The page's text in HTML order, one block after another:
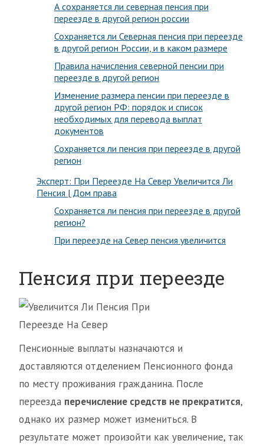
А сохраняется ли северная пенсия при
переезде в другой регион россии
Сохраняется ли Северная пенсия при переезде
в другой регион России, и в каком размере
Правила начисления северной пенсии при
переезде в другой регион
Изменение размера пенсии при переезде в
другой регион РФ: порядок и список
необходимых для перевода выплат
документов
Сохраняется ли пенсия при переезде в другой
регион
Эксперт: При Переезде На Север Увеличится Ли
Пенсия | Дом права
Сохраняется ли пенсия при переезде в другой
регион?
При переезде на Север пенсия увеличится
Пенсия при переезде
Пенсионные выплаты назначаются и
доставляются отделением Пенсионного фонда
по месту проживания гражданина. После
переезда перечисление средств не прекратится,
однако их размер может измениться. В
результате может произойти как увеличение, так